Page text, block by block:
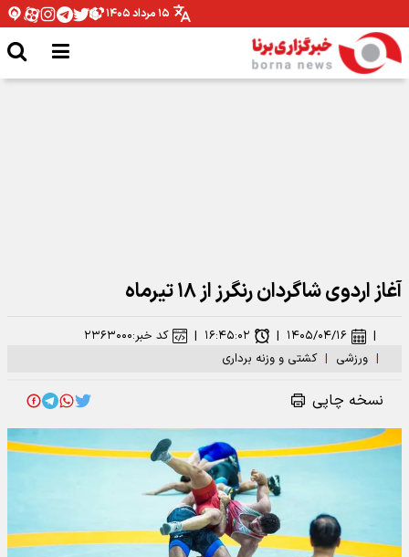
۱۵ مرداد ۱۴۰۵
آغاز اردوی شاگردان رنگرز از ۱۸ تیرماه
| ورزشی | کشتی و وزنه برداری
| ۱۴۰۵/۰۴/۱۶ | ۱۶:۴۵:۰۲ | کد خبر:۲۳۶۳۰۰۰
نسخه چاپی